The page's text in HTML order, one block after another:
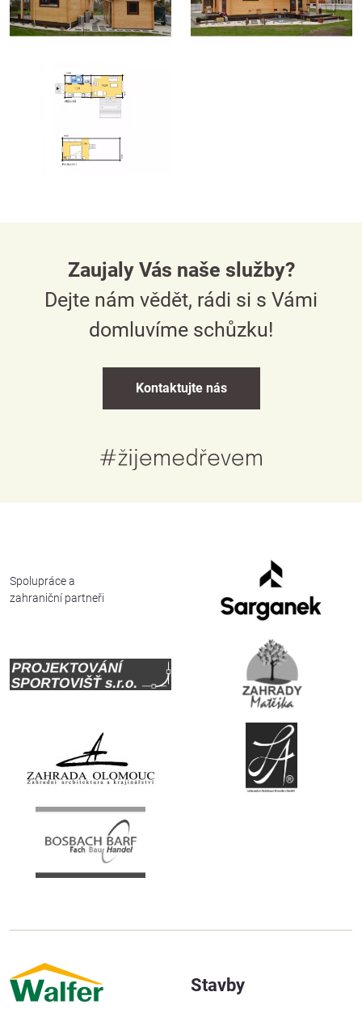
Zaujaly Vás naše služby?
Dejte nám vědět, rádi si s Vámi
domluvíme schůzku!
Kontaktujte nás
Spolupráce a
zahraniční partneři
Stavby
Česky
English